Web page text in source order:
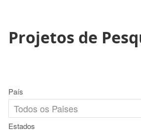
Projetos de
País
Estados